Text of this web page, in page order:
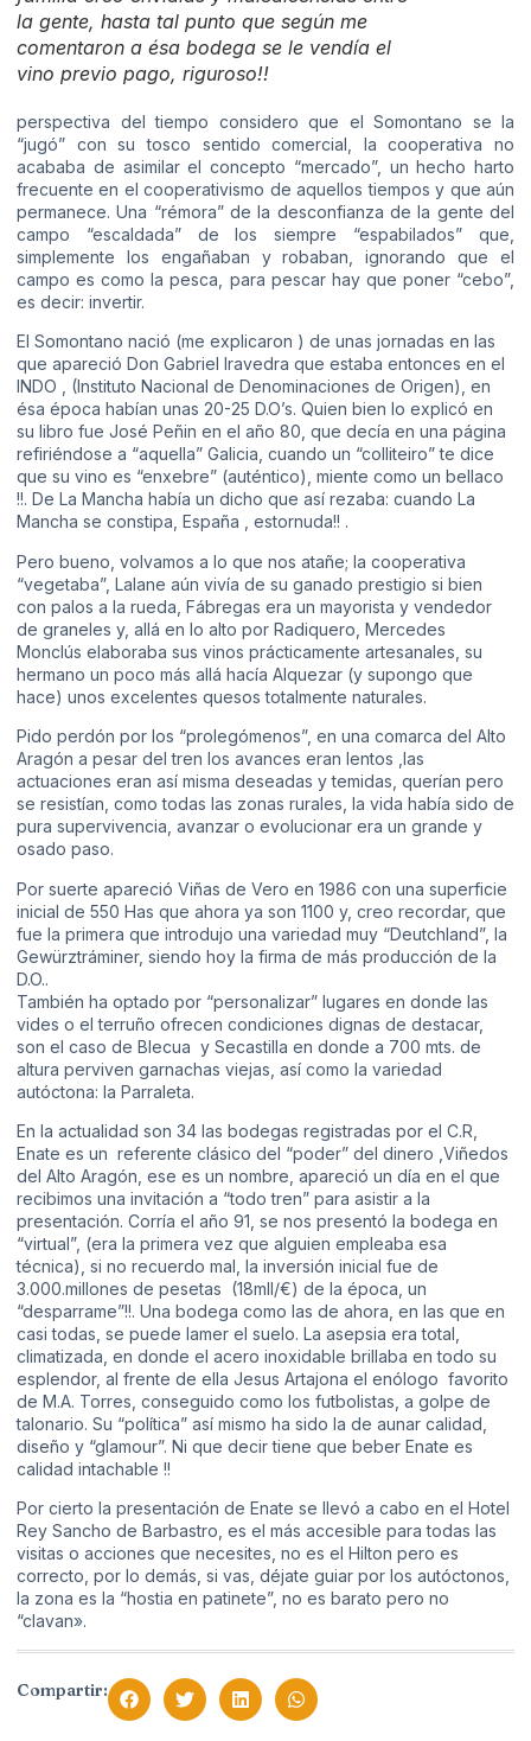
la gente, hasta tal punto que según me
comentaron a ésa bodega se le vendía el
vino previo pago, riguroso!!
perspectiva del tiempo considero que el Somontano se la
“jugó” con su tosco sentido comercial, la cooperativa no
acababa de asimilar el concepto “mercado”, un hecho harto
frecuente en el cooperativismo de aquellos tiempos y que aún
permanece. Una “rémora” de la desconfianza de la gente del
campo “escaldada” de los siempre “espabilados” que,
simplemente los engañaban y robaban, ignorando que el
campo es como la pesca, para pescar hay que poner “cebo”,
es decir: invertir.
El Somontano nació (me explicaron ) de unas jornadas en las
que apareció Don Gabriel Iravedra que estaba entonces en el
INDO , (Instituto Nacional de Denominaciones de Origen), en
ésa época habían unas 20-25 D.O’s. Quien bien lo explicó en
su libro fue José Peñin en el año 80, que decía en una página
refiriéndose a “aquella” Galicia, cuando un “colliteiro” te dice
que su vino es “enxebre” (auténtico), miente como un bellaco
!!. De La Mancha había un dicho que así rezaba: cuando La
Mancha se constipa, España , estornuda!! .
Pero bueno, volvamos a lo que nos atañe; la cooperativa
“vegetaba”, Lalane aún vivía de su ganado prestigio si bien
con palos a la rueda, Fábregas era un mayorista y vendedor
de graneles y, allá en lo alto por Radiquero, Mercedes
Monclús elaboraba sus vinos prácticamente artesanales, su
hermano un poco más allá hacía Alquezar (y supongo que
hace) unos excelentes quesos totalmente naturales.
Pido perdón por los “prolegómenos”, en una comarca del Alto
Aragón a pesar del tren los avances eran lentos ,las
actuaciones eran así misma deseadas y temidas, querían pero
se resistían, como todas las zonas rurales, la vida había sido de
pura supervivencia, avanzar o evolucionar era un grande y
osado paso.
Por suerte apareció Viñas de Vero en 1986 con una superficie
inicial de 550 Has que ahora ya son 1100 y, creo recordar, que
fue la primera que introdujo una variedad muy “Deutchland”, la
Gewürztráminer, siendo hoy la firma de más producción de la
D.O..
También ha optado por “personalizar” lugares en donde las
vides o el terruño ofrecen condiciones dignas de destacar,
son el caso de Blecua y Secastilla en donde a 700 mts. de
altura perviven garnachas viejas, así como la variedad
autóctona: la Parraleta.
En la actualidad son 34 las bodegas registradas por el C.R,
Enate es un referente clásico del “poder” del dinero ,Viñedos
del Alto Aragón, ese es un nombre, apareció un día en el que
recibimos una invitación a “todo tren” para asistir a la
presentación. Corría el año 91, se nos presentó la bodega en
“virtual”, (era la primera vez que alguien empleaba esa
técnica), si no recuerdo mal, la inversión inicial fue de
3.000.millones de pesetas (18mll/€) de la época, un
“desparrame”!!. Una bodega como las de ahora, en las que en
casi todas, se puede lamer el suelo. La asepsia era total,
climatizada, en donde el acero inoxidable brillaba en todo su
esplendor, al frente de ella Jesus Artajona el enólogo favorito
de M.A. Torres, conseguido como los futbolistas, a golpe de
talonario. Su “política” así mismo ha sido la de aunar calidad,
diseño y “glamour”. Ni que decir tiene que beber Enate es
calidad intachable !!
Por cierto la presentación de Enate se llevó a cabo en el Hotel
Rey Sancho de Barbastro, es el más accesible para todas las
visitas o acciones que necesites, no es el Hilton pero es
correcto, por lo demás, si vas, déjate guiar por los autóctonos,
la zona es la “hostia en patinete”, no es barato pero no
“clavan».
Compartir: